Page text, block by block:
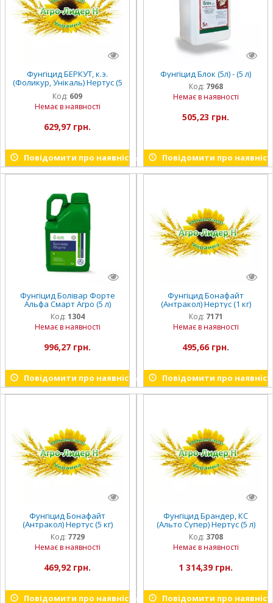
Фунгіцид БЕРКУТ, к.э.
(Фоликур, Унікаль) Нертус (5
Код: 609
Немає в наявності
629,97 грн.
Повідомити про наявність
Фунгіцид Блок (5л) - (5 л)
Код: 7968
Немає в наявності
505,23 грн.
Повідомити про
Фунгіцид Болівар Форте
Альфа Смарт Агро (5 л)
Код: 1304
Немає в наявності
996,27 грн.
Повідомити про наявність
Фунгіцид Бонафайт
(Антракол) Нертус (1 кг)
Код: 7171
Немає в наявності
495,66 грн.
Повідомити про
Фунгіцид Бонафайт
(Антракол) Нертус (5 кг)
Код: 7729
Немає в наявності
469,92 грн.
Повідомити про наявність
Фунгіцид Брандер, КС
(Альто Супер) Нертус (5 л)
Код: 3708
Немає в наявності
1 314,39 грн.
Повідомити про